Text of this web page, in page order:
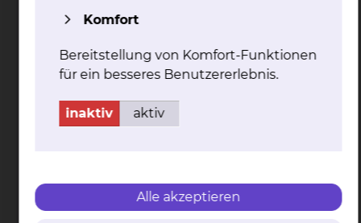
Fax: +49 531 595 3793
Per E-Mail kontaktieren
Komfort
Bereitstellung von Komfort-Funktionen
für ein besseres Benutzererlebnis.
inaktiv aktiv
Alle akzeptieren